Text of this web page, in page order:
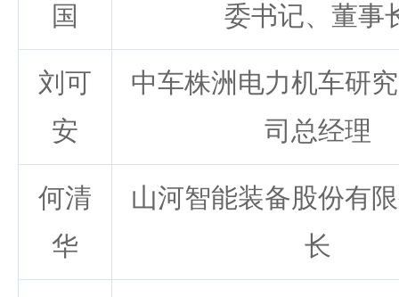
国
委书记、董事
刘可
安
中车株洲电力机车研
司总经理
何清
华
山河智能装备股份有
长